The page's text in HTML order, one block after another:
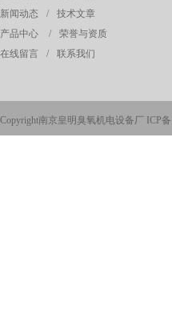
新闻动态
/
技术文章
产品中心
/
荣誉与资质
在线留言
/ 联系我们
Copyright南京皇明臭氧机电设备厂 ICP备